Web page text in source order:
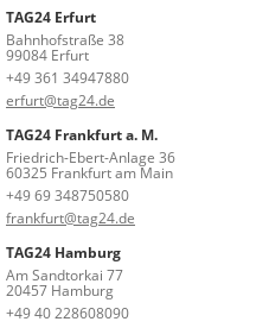
TAG24 Erfurt
Bahnhofstraße 38
99084 Erfurt
+49 361 34947880
erfurt@tag24.de
TAG24 Frankfurt a. M.
Friedrich-Ebert-Anlage 36
60325 Frankfurt am Main
+49 69 348750580
frankfurt@tag24.de
TAG24 Hamburg
Am Sandtorkai 77
20457 Hamburg
+49 40 228608090